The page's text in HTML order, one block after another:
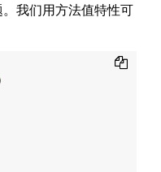
我们用方法值特性可